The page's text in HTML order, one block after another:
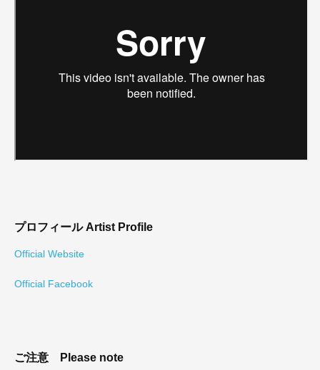
プロフィール Artist Profile
Official Website
Official Facebook
ご注意 Please note